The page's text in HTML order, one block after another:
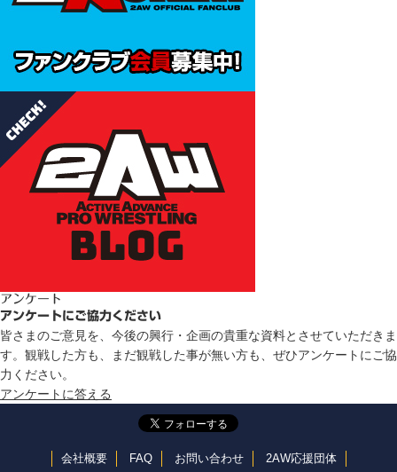
アンケート
アンケートにご協力ください
皆さまのご意見を、今後の興行・企画の貴重な資料とさせていただきま
す。観戦した方も、まだ観戦した事が無い方も、ぜひアンケートにご協
力ください。
アンケートに答える
会社概要 FAQ お問い合わせ 2AW応援団体